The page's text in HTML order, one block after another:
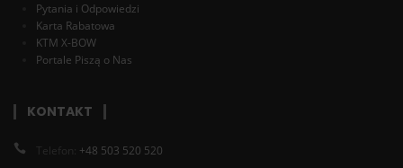
Pytania i Odpowiedzi
Karta Rabatowa
KTM X-BOW
Portale Piszą o Nas
KONTAKT
Telefon: +48 503 520 520